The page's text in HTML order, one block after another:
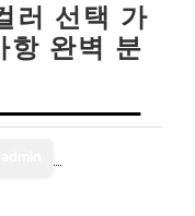
러 선택 가
항 완벽 분